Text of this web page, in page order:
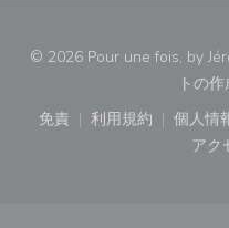
© 2026 Pour une fois, by
トの
免責
((新しいウィンドウで開
利用規約
((新しいウィ
個人情
アク